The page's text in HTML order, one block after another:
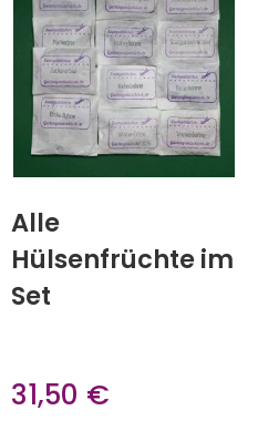
Alle
Hülsenfrüchte im
Set
31,50 €